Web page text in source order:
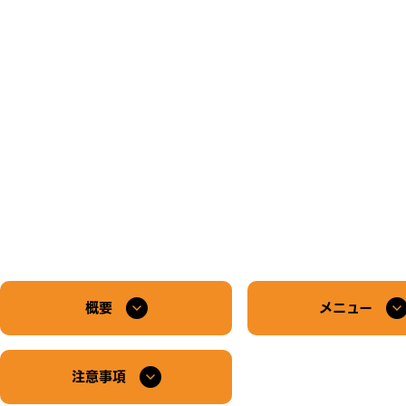
概要 メニュー
注意事項